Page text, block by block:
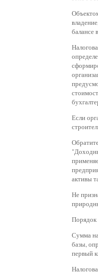
балансе
Если
активы
Не
Порядок
Сумма
базы,
первый